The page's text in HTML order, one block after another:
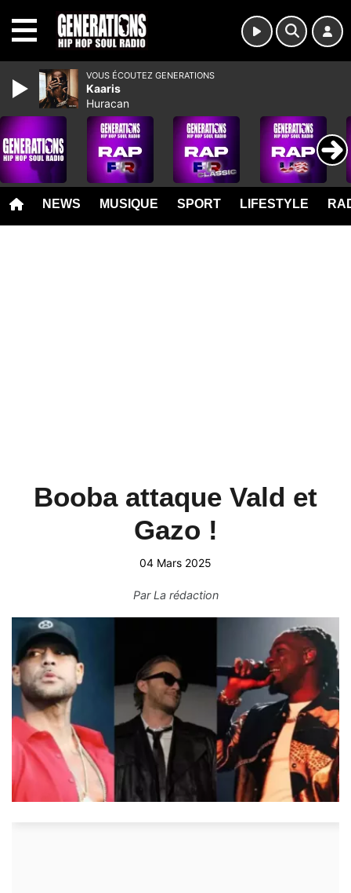
NEWS MUSIQUE SPORT LIFESTYLE
Booba attaque Vald et
Gazo !
04 Mars 2025
ParLa rédaction
VOUS ÉCOUTEZ GENERATIONS
Kaaris
Huracan